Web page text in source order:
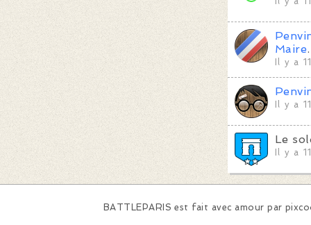
Maire.
Il y a
Il y a
Le
Il y a
BATTLEPARIS est fait avec amour par